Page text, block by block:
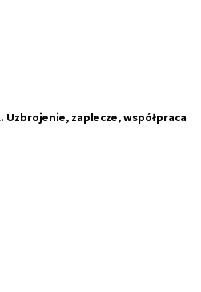
Uzbrojenie, zaplecze, współpraca